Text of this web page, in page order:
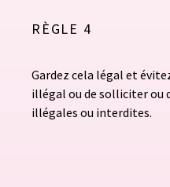
RÈGLE 4
Gardez cela légal et
illégal ou de solliciter ou
illégales ou interdites.